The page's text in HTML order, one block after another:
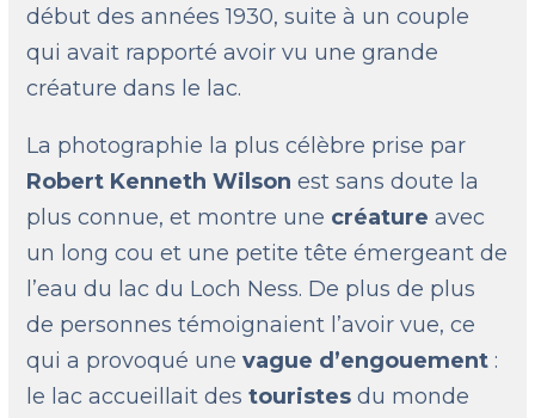
début des années 1930, suite à un couple
qui avait rapporté avoir vu une grande
créature dans le lac.
La photographie la plus célèbre prise par
Robert Kenneth Wilson est sans doute la
plus connue, et montre une créature avec
un long cou et une petite tête émergeant de
l’eau du lac du Loch Ness. De plus de plus
de personnes témoignaient l’avoir vue, ce
qui a provoqué une vague d’engouement :
le lac accueillait destouristesdu monde